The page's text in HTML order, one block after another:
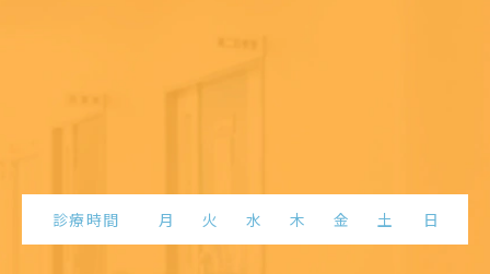
診療時間 月 火 水 木 金 土 日